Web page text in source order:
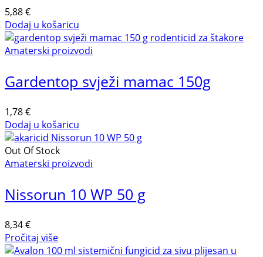
5,88€
Dodaj u košaricu
Amaterski proizvodi
Gardentop svježi mamac 150g
1,78€
Dodaj u košaricu
Out Of Stock
Amaterski proizvodi
Nissorun 10 WP 50 g
8,34€
Pročitaj više